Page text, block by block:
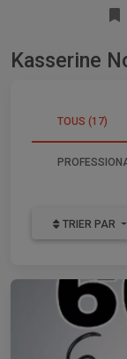
Kasserine
TOUS (17)
TRIER PAR